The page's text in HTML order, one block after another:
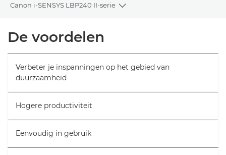
Canon i-SENSYS LBP240 II-serie
Toggle breadcrumbs
INKT KOPEN
De voordelen
Verbeter je inspanningen op het gebied van
duurzaamheid
Hogere productiviteit
Eenvoudig in gebruik